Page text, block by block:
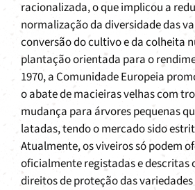
racionalizada, o que implicou a
normalização da diversidade das
conversão do cultivo e da colheita
plantação orientada para o
1970, a Comunidade Europeia
o abate de macieiras velhas com
mudança para árvores pequenas
latadas, tendo o mercado sido
Atualmente, os viveiros só podem
oficialmente registadas e descritas
direitos de proteção das